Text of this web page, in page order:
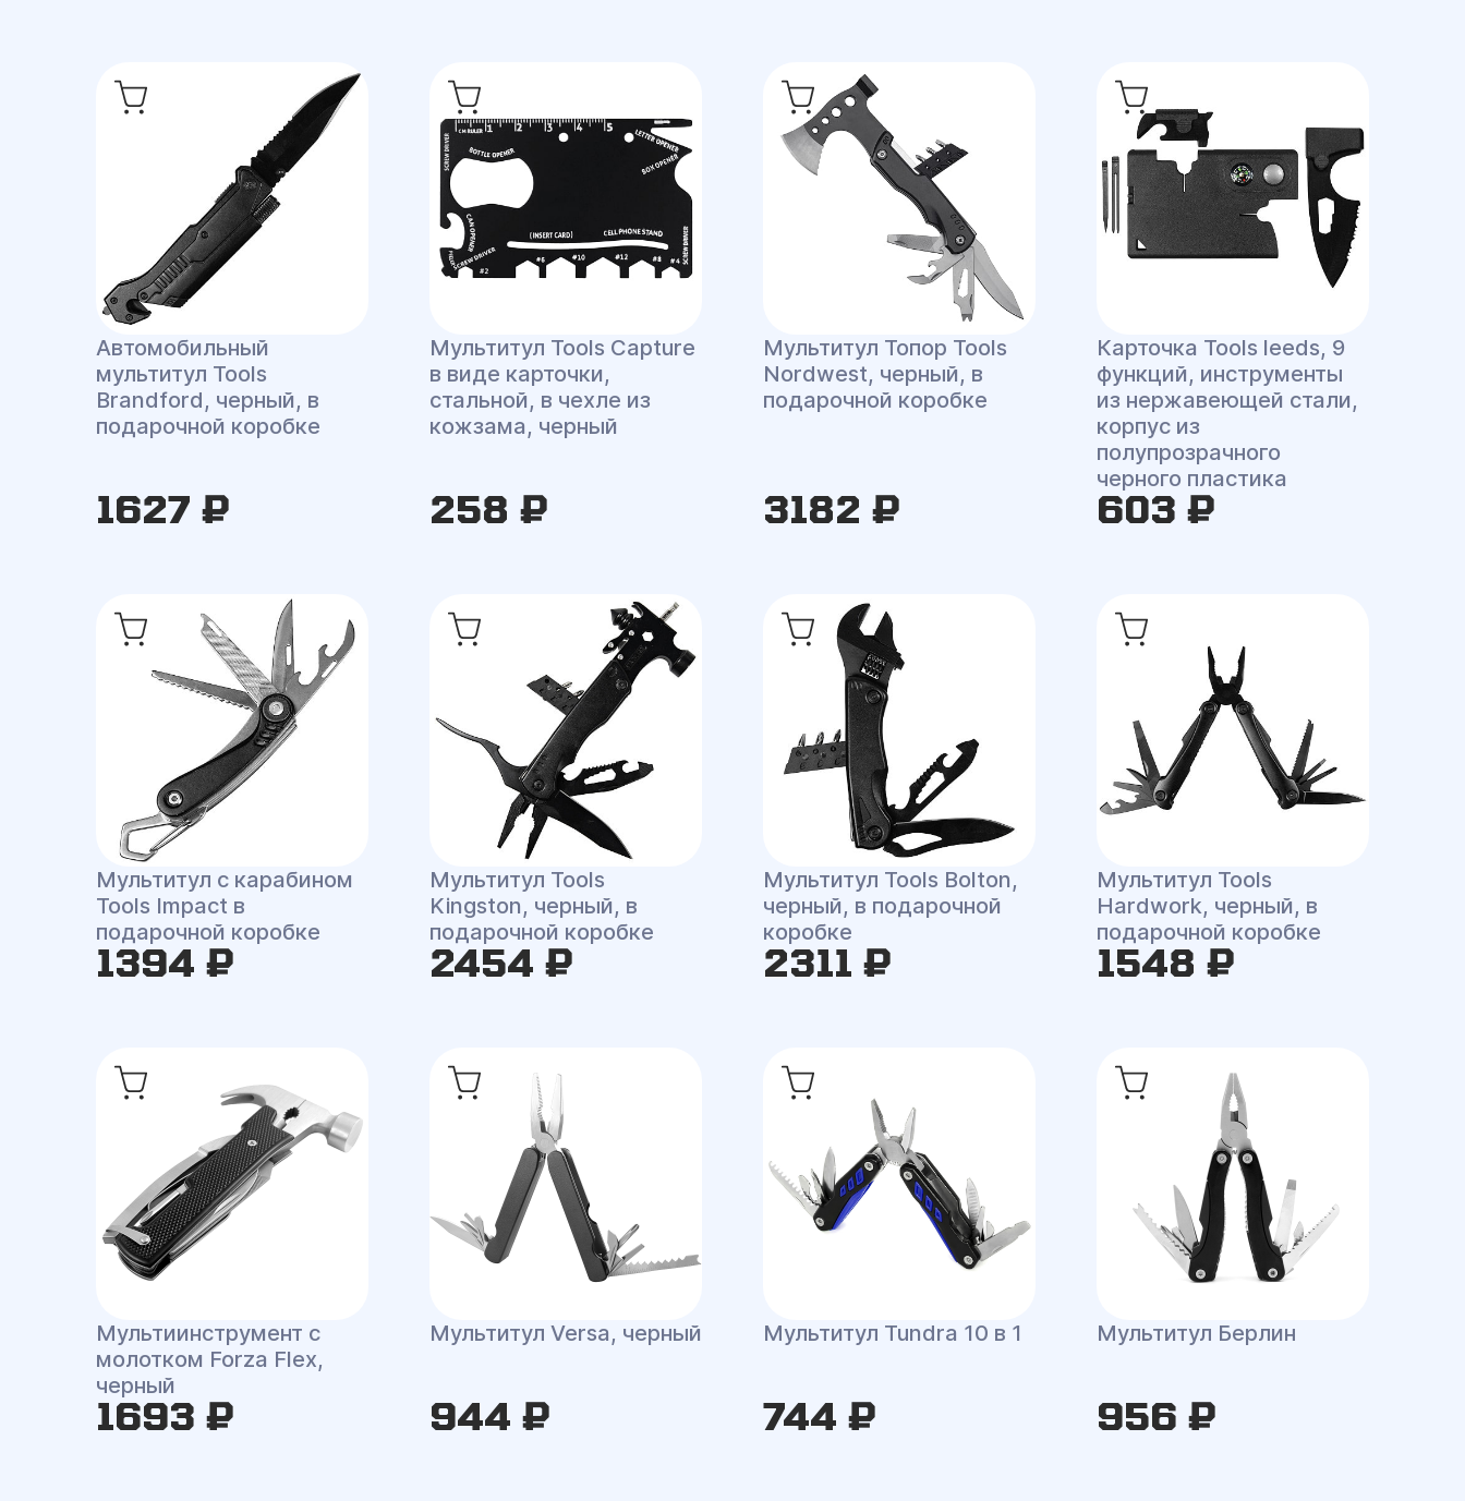
Автомобильный
мультитул Tools
Brandford, черный, в
подарочной коробке
1627 ₽
Мультитул Tools Capture
в виде карточки,
стальной, в чехле из
кожзама, черный
258 ₽
Мультитул Топор Tools
Nordwest, черный, в
подарочной коробке
3182 ₽
Карточка Tools leeds, 9
функций, инструменты
из нержавеющей стали,
корпус из
полупрозрачного
черного пластика
603 ₽
Мультитул c карабином
Tools Impact в
подарочной коробке
1394 ₽
Мультитул Tools
Kingston, черный, в
подарочной коробке
2454 ₽
Мультитул Tools Bolton,
черный, в подарочной
коробке
2311 ₽
Мультитул Tools
Hardwork, черный, в
подарочной коробке
1548 ₽
Мультиинструмент с
молотком Forza Flex,
черный
1693 ₽
Мультитул Versa, черный
944 ₽
Мультитул Tundra 10 в 1
744 ₽
Мультитул Берлин
956 ₽